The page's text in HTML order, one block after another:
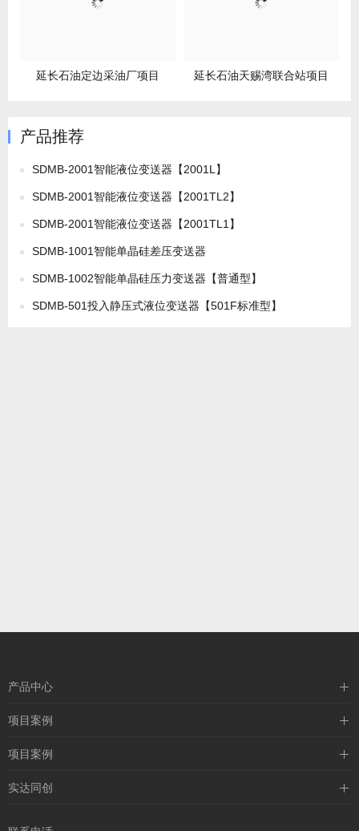
延长石油定边采油厂项目 延长石油天赐湾联合站项目
产品推荐
SDMB-2001智能液位变送器【2001L】
SDMB-2001智能液位变送器【2001TL2】
SDMB-2001智能液位变送器【2001TL1】
SDMB-1001智能单晶硅差压变送器
SDMB-1002智能单晶硅压力变送器【普通型】
SDMB-501投入静压式液位变送器【501F标准型】
产品中心
压力仪表
温度仪表
项目案例
石油行业案例
钢铁行业案例
项目案例
交通行业案例
实达同创